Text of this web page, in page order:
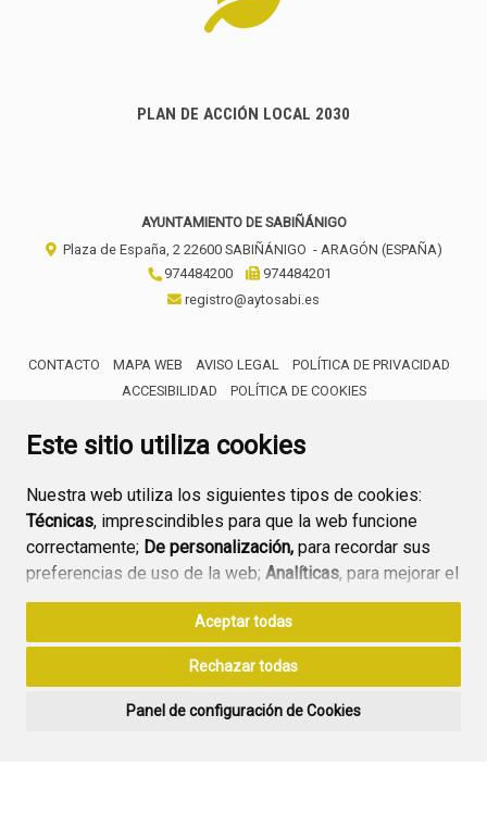
Este sitio utiliza cookies
Nuestra web utiliza los siguientes tipos de cookies:
Técnicas, imprescindibles para que la web funcione
correctamente; De personalización, para recordar sus
preferencias de uso de la web; Analíticas, para mejorar el
funcionamiento de la web y sus servicios.
Si acepta pulsando el botón“Aceptar todas”
consideramos que acepta su uso. Si pulsa el botón
ninguna acción, se guardarán las cookies técnicas
Aceptar todas
Rechazar todas
Panel de configuración de Cookies
PLAN DE ACCIÓN LOCAL 2030
AYUNTAMIENTO DE SABIÑÁNIGO
Plaza de España, 2 22600 SABIÑÁNIGO - ARAGÓN (ESPAÑA)
974484200
974484201
registro@aytosabi.es
CONTACTO MAPA WEB AVISO LEGAL
POLÍTICA DE PRIVACIDAD
ACCESIBILIDAD
POLÍTICA DE COOKIES